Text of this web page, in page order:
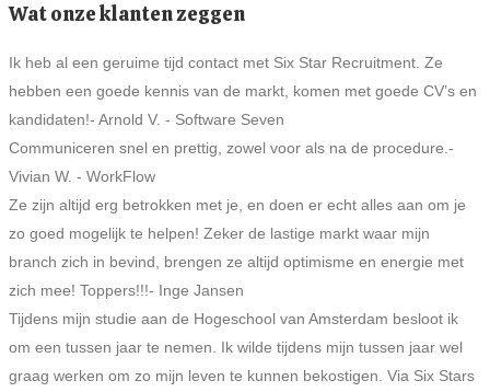
Wat onze klanten zeggen
Ik heb al een geruime tijd contact met Six Star Recruitment. Ze
hebben een goede kennis van de markt, komen met goede CV’s en
kandidaten!- Arnold V. - Software Seven
Communiceren snel en prettig, zowel voor als na de procedure. -
Vivian W. - WorkFlow
Ze zijn altijd erg betrokken met je, en doen er echt alles aan om je
zo goed mogelijk te helpen! Zeker de lastige markt waar mijn
branch zich in bevind, brengen ze altijd optimisme en energie met
zich mee! Toppers!!!- Inge Jansen
Tijdens mijn studie aan de Hogeschool van Amsterdam besloot ik
om een tussen jaar te nemen. Ik wilde tijdens mijn tussen jaar wel
graag werken om zo mijn leven te kunnen bekostigen. Via Six Stars